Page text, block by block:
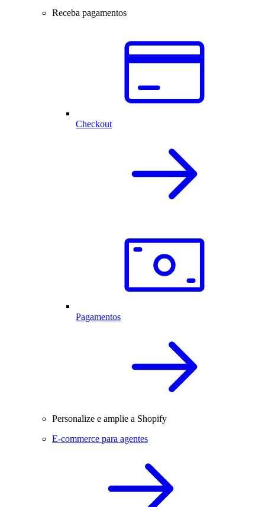
Receba pagamentos
Checkout
Pagamentos
Personalize e amplie a Shopify
E-commerce para agentes